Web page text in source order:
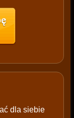
dla siebie